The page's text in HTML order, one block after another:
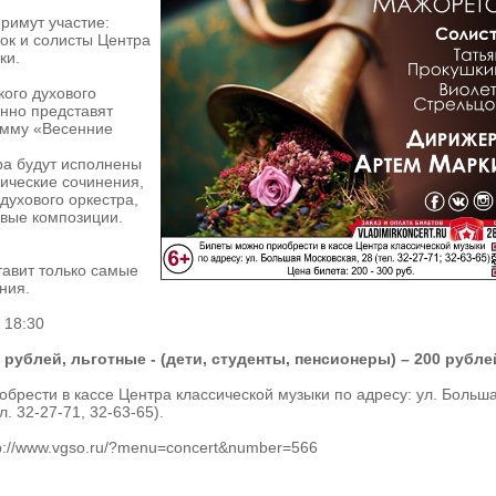
участие:
и солисты Центра
духового
представят
«Весенние
будут исполнены
сочинения,
оркестра,
композиции.
только самые
18:30
рублей, льготные - (дети, студенты, пенсионеры) – 200
в кассе Центра классической музыки по адресу: ул.
32-27-71, 32-63-65).
www.vgso.ru/?menu=concert&number=566